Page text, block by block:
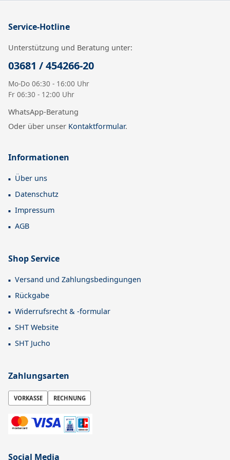
Service-Hotline
Unterstützung und Beratung unter:
03681 / 454266-20
Mo-Do 06:30 - 16:00 Uhr
Fr 06:30 - 12:00 Uhr
WhatsApp-Beratung
Oder über unser Kontaktformular.
Informationen
Über uns
Datenschutz
Impressum
AGB
Shop Service
Versand und Zahlungsbedingungen
Rückgabe
Widerrufsrecht & -formular
SHT Website
SHT Jucho
Zahlungsarten
VORKASSE RECHNUNG
Social Media